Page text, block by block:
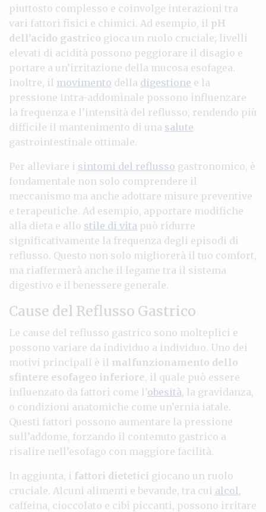
piuttosto complesso e coinvolge interazioni tra
vari fattori fisici e chimici. Ad esempio, il pH
dell’acido gastrico gioca un ruolo cruciale; livelli
elevati di acidità possono peggiorare il disagio e
portare a un’irritazione della mucosa esofagea.
Inoltre, il movimento della digestione e la
pressione intra-addominale possono influenzare
la frequenza e l’intensità del reflusso, rendendo più
difficile il mantenimento di una salute
gastrointestinale ottimale.
Per alleviare i sintomi del reflusso gastronomico, è
fondamentale non solo comprendere il
meccanismo ma anche adottare misure preventive
e terapeutiche. Ad esempio, apportare modifiche
alla dieta e allo stile di vita può ridurre
significativamente la frequenza degli episodi di
reflusso. Questo non solo migliorerà il tuo comfort,
ma riaffermerà anche il legame tra il sistema
digestivo e il benessere generale.
Cause del Reflusso Gastrico
Le cause del reflusso gastrico sono molteplici e
possono variare da individuo a individuo. Uno dei
motivi principali è il malfunzionamento dello
sfintere esofageo inferiore, il quale può essere
influenzato da fattori come l’obesità, la gravidanza,
o condizioni anatomiche come un’ernia iatale.
Questi fattori possono aumentare la pressione
sull’addome, forzando il contenuto gastrico a
risalire nell’esofago con maggiore facilità.
In aggiunta, i fattori dietetici giocano un ruolo
cruciale. Alcuni alimenti e bevande, tra cui alcol,
caffeina, cioccolato e cibi piccanti, possono irritare